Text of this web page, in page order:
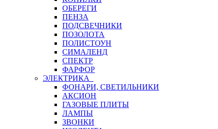
ОБЕРЕГИ
ПЕНЗА
ПОДСВЕЧНИКИ
ПОЗОЛОТА
ПОЛИСТОУН
СИМАЛЕНД
СПЕКТР
ФАРФОР
ЭЛЕКТРИКА
ФОНАРИ, СВЕТИЛЬНИКИ
АКСИОН
ГАЗОВЫЕ ПЛИТЫ
ЛАМПЫ
ЗВОНКИ